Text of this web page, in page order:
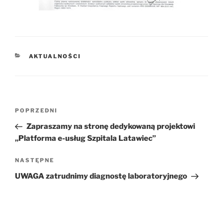
KATEGORIE
AKTUALNOŚCI
wpisu
Poprzedni
wpis
POPRZEDNI
Zapraszamy na stronę dedykowaną projektowi
„Platforma e-usług Szpitala Latawiec”
Następny
wpis
NASTĘPNE
UWAGA zatrudnimy diagnostę laboratoryjnego